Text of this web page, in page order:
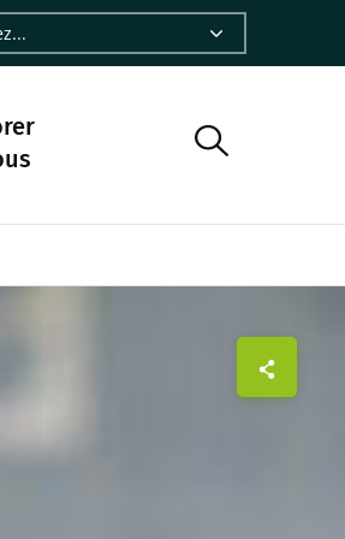
CIRADdu Cirad - CIRAD
courriel - CIRAD